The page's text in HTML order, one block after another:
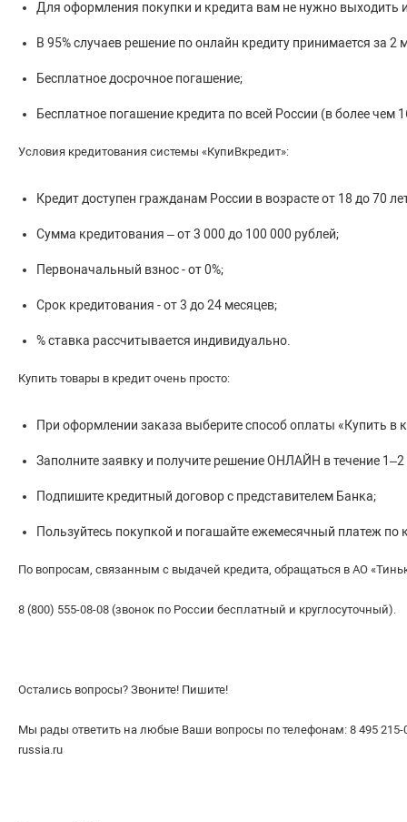
Для оформления покупки и кредита вам не нужно выходить
В 95% случаев решение по онлайн кредиту принимается за 2
Бесплатное досрочное погашение;
Бесплатное погашение кредита по всей России (в более чем
Условия кредитования системы «КупиВкредит»:
Кредит доступен гражданам России в возрасте от 18 до 70
Сумма кредитования – от 3 000 до 100 000 рублей;
Первоначальный взнос - от 0%;
Срок кредитования - от 3 до 24 месяцев;
% ставка рассчитывается индивидуально.
Купить товары в кредит очень просто:
При оформлении заказа выберите способ оплаты «Купить в
Заполните заявку и получите решение ОНЛАЙН в течение 1–2
Подпишите кредитный договор с представителем Банка;
Пользуйтесь покупкой и погашайте ежемесячный платеж по
По вопросам, связанным с выдачей кредита, обращаться в АО
8 (800) 555-08-08 (звонок по России бесплатный и круглосуточный).
Остались вопросы? Звоните! Пишите!
Мы рады ответить на любые Ваши вопросы по телефонам: 8 495 215-
russia.ru